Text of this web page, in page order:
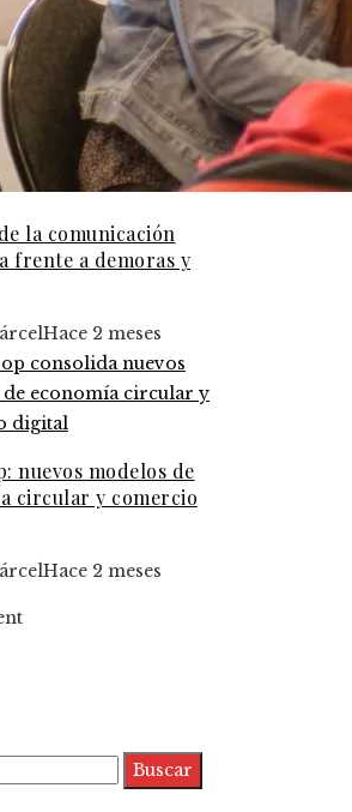
la comunicación
frente a demoras y
Hace 2 meses
nuevos modelos de
circular y comercio
Hace 2 meses